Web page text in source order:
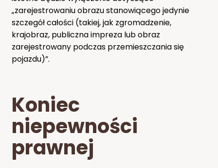
„zarejestrowaniu obrazu stanowiącego jedynie
szczegół całości (takiej, jak zgromadzenie,
krajobraz, publiczna impreza lub obraz
zarejestrowany podczas przemieszczania się
pojazdu)”.
Koniec
niepewności
prawnej